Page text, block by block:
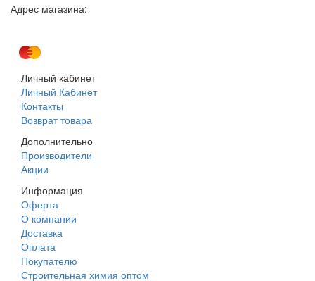
Адрес магазина:
Личный кабинет
Личный Кабинет
Контакты
Возврат товара
Дополнительно
Производители
Акции
Информация
Оферта
О компании
Доставка
Оплата
Покупателю
Строительная химия оптом